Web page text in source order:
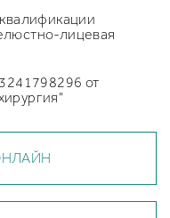
лицевая
от